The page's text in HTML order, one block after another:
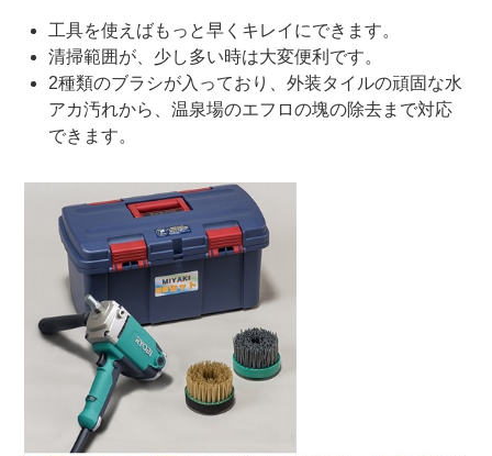
工具を使えばもっと早くキレイにできます。
清掃範囲が、少し多い時は大変便利です。
2種類のブラシが入っており、外装タイルの頑固な水
アカ汚れから、温泉場のエフロの塊の除去まで対応
できます。